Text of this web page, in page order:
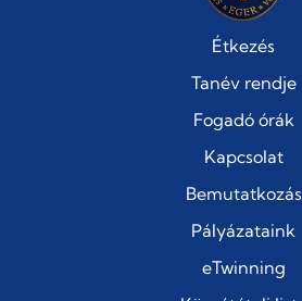
Étkezés
Tanév rendje
Fogadó órák
Kapcsolat
Bemutatkozás
Pályázataink
eTwinning